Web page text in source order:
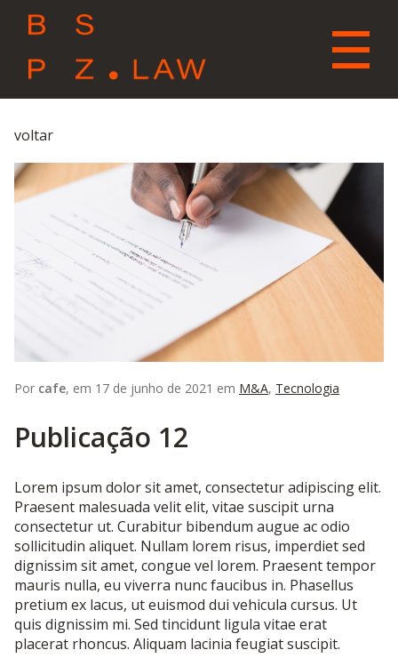
voltar
Por cafe, em 17 de junho de 2021 em M&A, Tecnologia
Publicação 12
Lorem ipsum dolor sit amet, consectetur adipiscing elit.
Praesent malesuada velit elit, vitae suscipit urna
consectetur ut. Curabitur bibendum augue ac odio
sollicitudin aliquet. Nullam lorem risus, imperdiet sed
dignissim sit amet, congue vel lorem. Praesent tempor
mauris nulla, eu viverra nunc faucibus in. Phasellus
pretium ex lacus, ut euismod dui vehicula cursus. Ut
quis dignissim mi. Sed tincidunt ligula vitae erat
placerat rhoncus. Aliquam lacinia feugiat suscipit.